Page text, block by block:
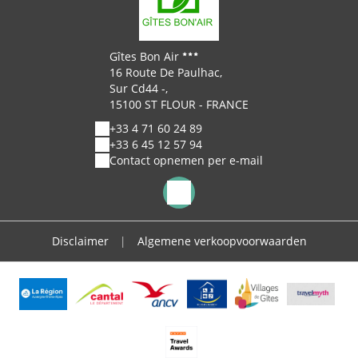
Gîtes Bon Air
16 Route De Paulhac,
Sur Cd44 -,
15100 ST FLOUR - FRANCE
+33 4 71 60 24 89
+33 6 45 12 57 94
Contact opnemen per e-mail
Disclaimer | Algemene verkoopvoorwaarden